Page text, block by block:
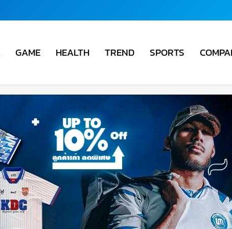
GAME HEALTH TREND SPORTS